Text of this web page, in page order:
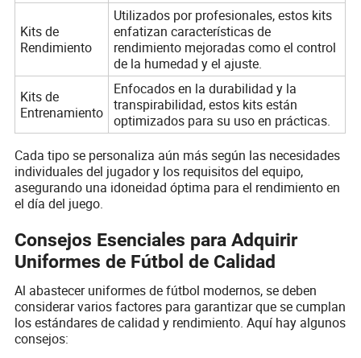
Kits de
Rendimiento
Utilizados por profesionales, estos kits
enfatizan características de
rendimiento mejoradas como el control
de la humedad y el ajuste.
Kits de
Entrenamiento
Enfocados en la durabilidad y la
transpirabilidad, estos kits están
optimizados para su uso en prácticas.
Cada tipo se personaliza aún más según las necesidades
individuales del jugador y los requisitos del equipo,
asegurando una idoneidad óptima para el rendimiento en
el día del juego.
Consejos Esenciales para Adquirir
Uniformes de Fútbol de Calidad
Al abastecer uniformes de fútbol modernos, se deben
considerar varios factores para garantizar que se cumplan
los estándares de calidad y rendimiento. Aquí hay algunos
consejos: